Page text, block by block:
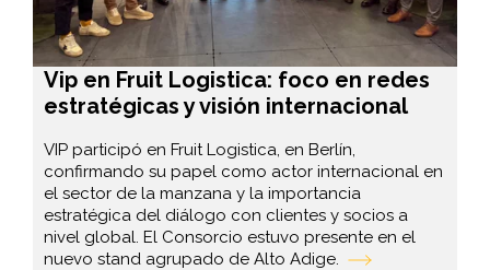
Vip en Fruit Logistica: foco en redes
estratégicas y visión internacional
VIP participó en Fruit Logistica, en Berlín,
confirmando su papel como actor internacional en
el sector de la manzana y la importancia
estratégica del diálogo con clientes y socios a
nivel global. El Consorcio estuvo presente en el
nuevo stand agrupado de Alto Adige.